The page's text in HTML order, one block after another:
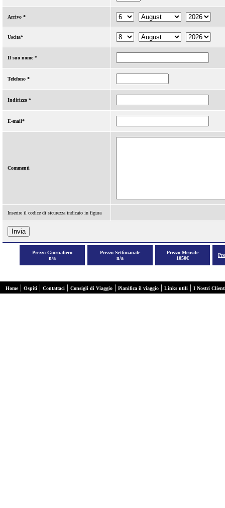
Arrivo *
Uscita*
Il suo nome *
Telefono *
Indirizzo *
E-mail*
Commenti
Inserire il codice di sicurezza indicato in figura
Prezzo Giornaliero
n/a
Prezzo Settimanale
n/a
Prezzo Mensile
1050€
Home| Ospiti | Contattaci | Consigli di Viaggio | Pianifica il viaggio | Links utili | I Nostri